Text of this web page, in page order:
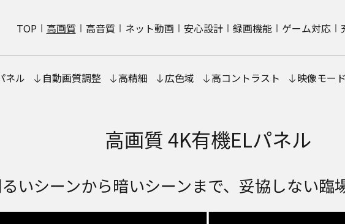
TOP 高画質 高音質 ネット動画 安心設計 録画機能 ゲーム対応
ネル 自動画質調整 高精細 広色域 高コントラスト 映像モー
高画質 4K有機ELパネル
いシーンから暗いシーンまで、妥協しない臨